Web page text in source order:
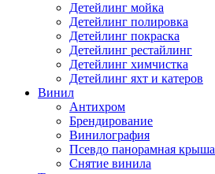
Детейлинг мойка
Детейлинг полировка
Детейлинг покраска
Детейлинг рестайлинг
Детейлинг химчистка
Детейлинг яхт и катеров
Винил
Антихром
Брендирование
Винилография
Псевдо панорамная крыша
Снятие винила